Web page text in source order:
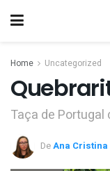
Home Uncategorized
Taça de Portugal
DeAna